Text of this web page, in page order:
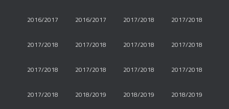
2016/2017 2016/2017 2017/2018 2017/2018
2017/2018 2017/2018 2017/2018 2017/2018
2017/2018 2017/2018 2017/2018 2017/2018
2017/2018 2018/2019 2018/2019 2018/2019